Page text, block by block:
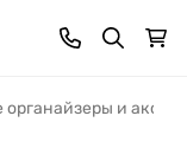
органайзеры и